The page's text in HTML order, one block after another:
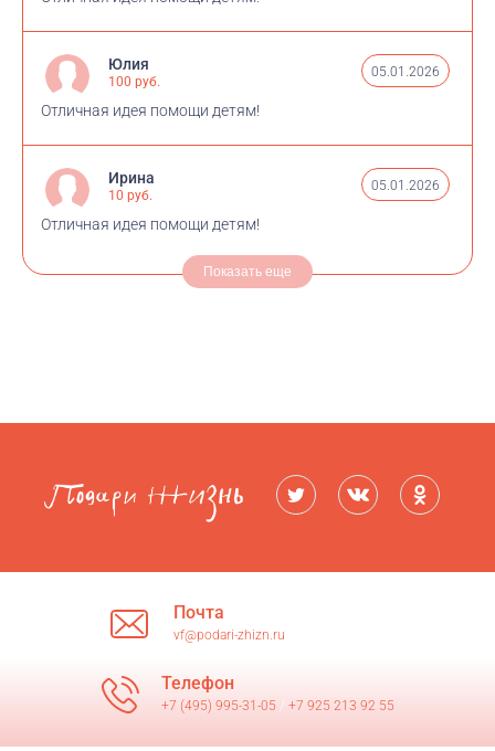
Юлия
100 руб.
05.01.2026
Отличная идея помощи детям!
Ирина
10 руб.
05.01.2026
Отличная идея помощи детям!
Показать еще
Почта
vf@podari-zhizn.ru
Телефон
+7 (495) 995-31-05 +7 925 213 92 55